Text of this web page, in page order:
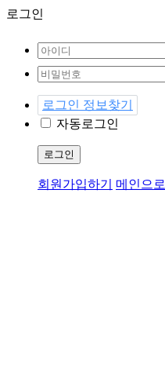
로그인
로그인 정보찾기
자동로그인
로그인
회원가입하기 메인으로